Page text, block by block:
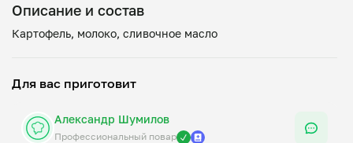
Описание и состав
Для вас приготовит
Александр Шумилов
Профессиональный повар